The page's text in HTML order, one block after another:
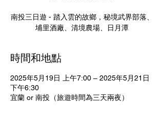
南投三日遊 - 踏入雲的故鄉，秘境武界部落、
時間和地點
2025年5月19日 上午7:00 – 2025年5月21日
下午6:30
宜蘭 or 南投（旅遊時間為三天兩夜）